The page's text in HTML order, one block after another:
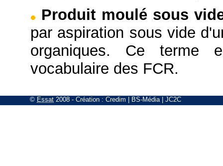
Produit moulé sous
par aspiration sous vide
organiques. Ce terme
vocabulaire des FCR.
© Essat 2008 - Création : Credim BS-Média| JC2C